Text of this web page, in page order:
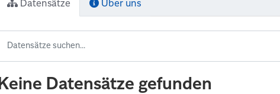
Datensätze Über uns
Keine Datensätze gefunden